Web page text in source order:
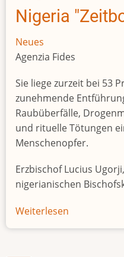
Nigeria
Neues
Agenzia Fides
Sie liege zurzeit bei 53
zunehmende
Raubüberfälle,
und rituelle Tötungen
Menschenopfer.
Erzbischof Lucius
nigerianischen
Weiterlesen